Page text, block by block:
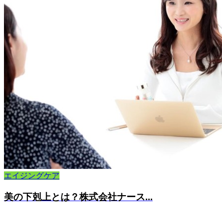
エイジングケア
美の下剋上とは？株式会社ナース...